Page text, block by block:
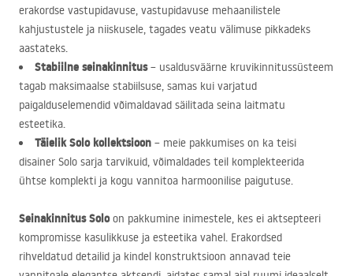
erakordse vastupidavuse, vastupidavuse mehaanilistele
kahjustustele ja niiskusele, tagades veatu välimuse pikkadeks
aastateks.
Stabiilne seinakinnitus– usaldusväärne kruvikinnitussüsteem
tagab maksimaalse stabiilsuse, samas kui varjatud
paigalduselemendid võimaldavad säilitada seina laitmatu
esteetika.
Täielik Solo kollektsioon – meie pakkumises on ka teisi
disainer Solo sarja tarvikuid, võimaldades teil komplekteerida
ühtse komplekti ja kogu vannitoa harmoonilise paigutuse.
Seinakinnitus Soloon pakkumine inimestele, kes ei aktsepteeri
kompromisse kasulikkuse ja esteetika vahel. Erakordsed
rihveldatud detailid ja kindel konstruktsioon annavad teie